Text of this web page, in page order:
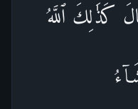
كَذَ ٰ⁠لِكَ ٱللَّهُ